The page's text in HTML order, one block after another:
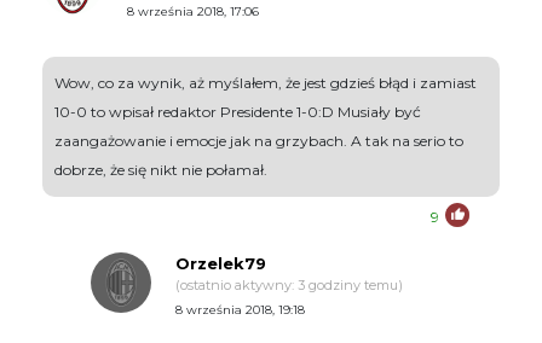
8 września 2018, 17:06
Wow, co za wynik, aż myślałem, że jest gdzieś błąd i zamiast
10-0 to wpisał redaktor Presidente 1-0:D Musiały być
zaangażowanie i emocje jak na grzybach. A tak na serio to
dobrze, że się nikt nie połamał.
9
Orzelek79
(ostatnio aktywny: 3 godziny temu)
8 września 2018, 19:18